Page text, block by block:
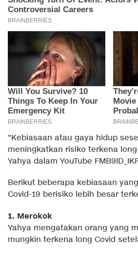
"Kebiasaan atau gaya hidup
meningkatkan risiko terkena
Yahya dalam YouTube
Berikut beberapa kebiasaan
Covid-19 berisiko lebih besar
1. Merokok
Yahya mengatakan orang yang
mungkin terkena long Covid